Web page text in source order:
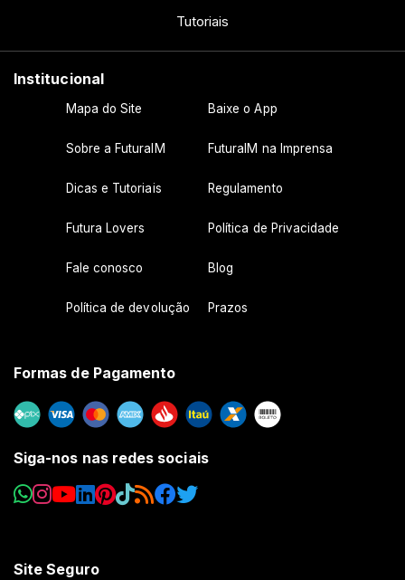
Tutoriais
Institucional
Mapa do Site Baixe o App
Sobre a FuturaIM FuturaIM na Imprensa
Dicas e Tutoriais Regulamento
Futura Lovers Política de Privacidade
Fale conosco Blog
Política de devolução Prazos
Formas de Pagamento
Siga-nos nas redes sociais
Site Seguro